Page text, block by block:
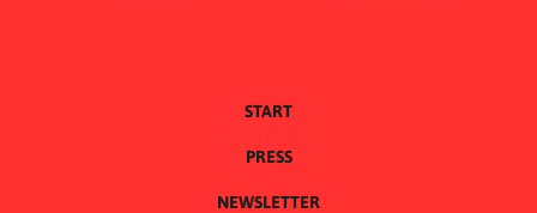
START
PRESS
NEWSLETTER